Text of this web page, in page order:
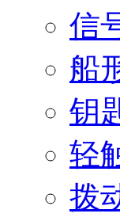
信
船
钥
轻
拨